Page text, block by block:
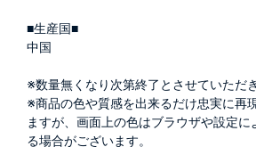
■生産国■
中国
※数量無くなり次第終了とさせていただ
※商品の色や質感を出来るだけ忠実に再
ますが、画面上の色はブラウザや設定に
る場合がございます。